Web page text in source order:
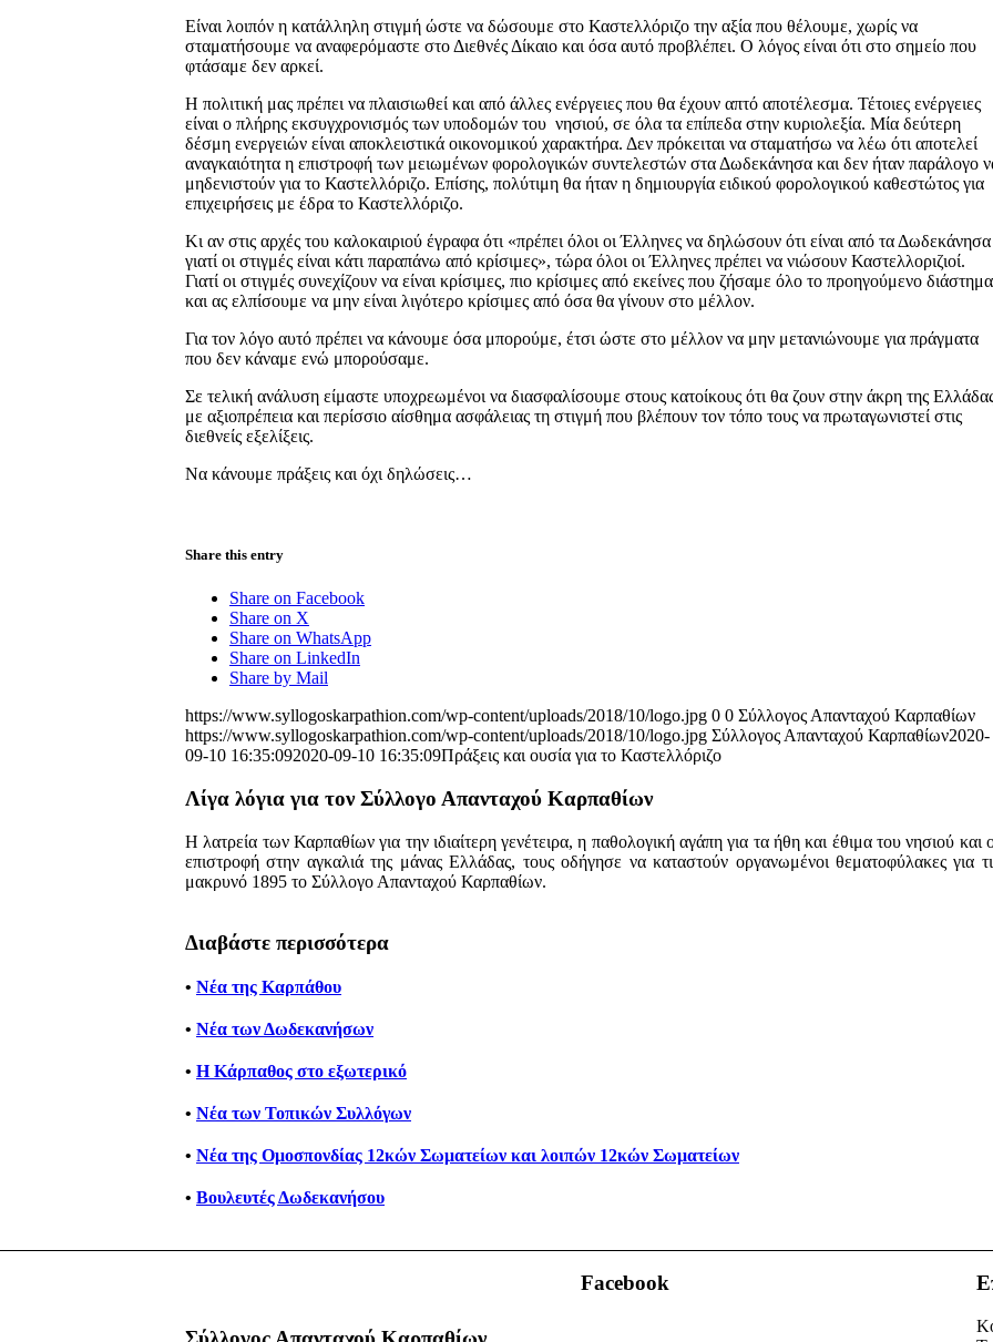
Είναι λοιπόν η κατάλληλη στιγμή ώστε να δώσουμε στο Καστελλόριζο την αξία που θέλουμε, χωρίς να
σταματήσουμε να αναφερόμαστε στο Διεθνές Δίκαιο και όσα αυτό προβλέπει. Ο λόγος είναι ότι στο σημείο που
φτάσαμε δεν αρκεί.
Η πολιτική μας πρέπει να πλαισιωθεί και από άλλες ενέργειες που θα έχουν απτό αποτέλεσμα. Τέτοιες ενέργειες
είναι ο πλήρης εκσυγχρονισμός των υποδομών του νησιού, σε όλα τα επίπεδα στην κυριολεξία. Μία δεύτερη
δέσμη ενεργειών είναι αποκλειστικά οικονομικού χαρακτήρα. Δεν πρόκειται να σταματήσω να λέω ότι αποτελεί
αναγκαιότητα η επιστροφή των μειωμένων φορολογικών συντελεστών στα Δωδεκάνησα και δεν ήταν παράλογο
μηδενιστούν για το Καστελλόριζο. Επίσης, πολύτιμη θα ήταν η δημιουργία ειδικού φορολογικού καθεστώτος για
επιχειρήσεις με έδρα το Καστελλόριζο.
Κι αν στις αρχές του καλοκαιριού έγραφα ότι «πρέπει όλοι οι Έλληνες να δηλώσουν ότι είναι από τα Δωδεκάνησα
γιατί οι στιγμές είναι κάτι παραπάνω από κρίσιμες», τώρα όλοι οι Έλληνες πρέπει να νιώσουν Καστελλοριζιοί.
Γιατί οι στιγμές συνεχίζουν να είναι κρίσιμες, πιο κρίσιμες από εκείνες που ζήσαμε όλο το προηγούμενο διάστημα
και ας ελπίσουμε να μην είναι λιγότερο κρίσιμες από όσα θα γίνουν στο μέλλον.
Για τον λόγο αυτό πρέπει να κάνουμε όσα μπορούμε, έτσι ώστε στο μέλλον να μην μετανιώνουμε για πράγματα
που δεν κάναμε ενώ μπορούσαμε.
Σε τελική ανάλυση είμαστε υποχρεωμένοι να διασφαλίσουμε στους κατοίκους ότι θα ζουν στην άκρη της
με αξιοπρέπεια και περίσσιο αίσθημα ασφάλειας τη στιγμή που βλέπουν τον τόπο τους να πρωταγωνιστεί στις
διεθνείς εξελίξεις.
Να κάνουμε πράξεις και όχι δηλώσεις…
Share this entry
Share on Facebook
Share on X
Share on WhatsApp
Share on LinkedIn
Share by Mail
https://www.syllogoskarpathion.com/wp-content/uploads/2018/10/logo.jpg 0 0 Σύλλογος Απανταχού Καρπαθίων
https://www.syllogoskarpathion.com/wp-content/uploads/2018/10/logo.jpg Σύλλογος Απανταχού Καρπαθίων2020-
09-10 16:35:092020-09-10 16:35:09Πράξεις και ουσία για το Καστελλόριζο
Λίγα λόγια για τον Σύλλογο Απανταχού Καρπαθίων
Η λατρεία των Καρπαθίων για την ιδιαίτερη γενέτειρα, η παθολογική αγάπη για τα ήθη και έθιμα του νησιού και
επιστροφή στην αγκαλιά της μάνας Ελλάδας, τους οδήγησε να καταστούν οργανωμένοι θεματοφύλακες για
μακρυνό 1895 το Σύλλογο Απανταχού Καρπαθίων.
Διαβάστε περισσότερα
• Νέα της Καρπάθου
• Νέα των Δωδεκανήσων
• Η Κάρπαθος στο εξωτερικό
• Νέα των Τοπικών Συλλόγων
• Νέα της Ομοσπονδίας 12κών Σωματείων και λοιπών 12κών Σωματείων
• Βουλευτές Δωδεκανήσου
Facebook